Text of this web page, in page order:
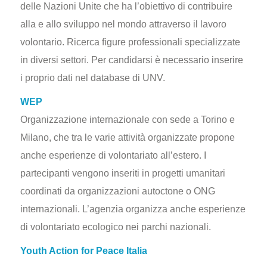
delle Nazioni Unite che ha l’obiettivo di contribuire
alla e allo sviluppo nel mondo attraverso il lavoro
volontario. Ricerca figure professionali specializzate
in diversi settori. Per candidarsi è necessario inserire
i proprio dati nel database di UNV.
WEP
Organizzazione internazionale con sede a Torino e
Milano, che tra le varie attività organizzate propone
anche esperienze di volontariato all’estero. I
partecipanti vengono inseriti in progetti umanitari
coordinati da organizzazioni autoctone o ONG
internazionali. L’agenzia organizza anche esperienze
di volontariato ecologico nei parchi nazionali.
Youth Action for Peace Italia